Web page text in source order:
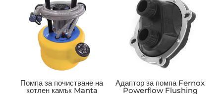
Помпа за почистване на
котлен камък Manta
Адаптор за помпа Fernox
Powerflow Flushing